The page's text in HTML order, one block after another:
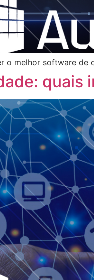
o melhor software
quais